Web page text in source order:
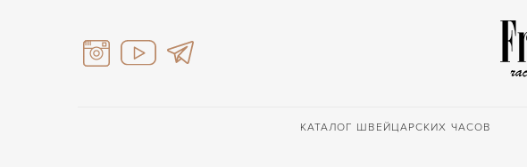
КАТАЛОГ ШВЕЙЦАРСКИХ ЧАСОВ